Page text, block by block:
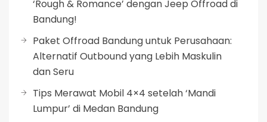
‘Rough & Romance’ dengan Jeep Offroad di
Bandung!
Paket Offroad Bandung untuk Perusahaan:
Alternatif Outbound yang Lebih Maskulin
dan Seru
Tips Merawat Mobil 4×4 setelah ‘Mandi
Lumpur’ di Medan Bandung